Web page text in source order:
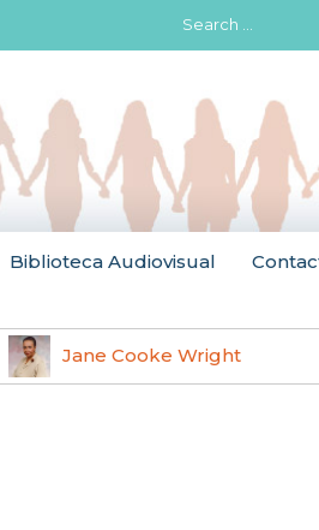
Search
for:
Biblioteca Audiovisual
Jane Cooke Wright